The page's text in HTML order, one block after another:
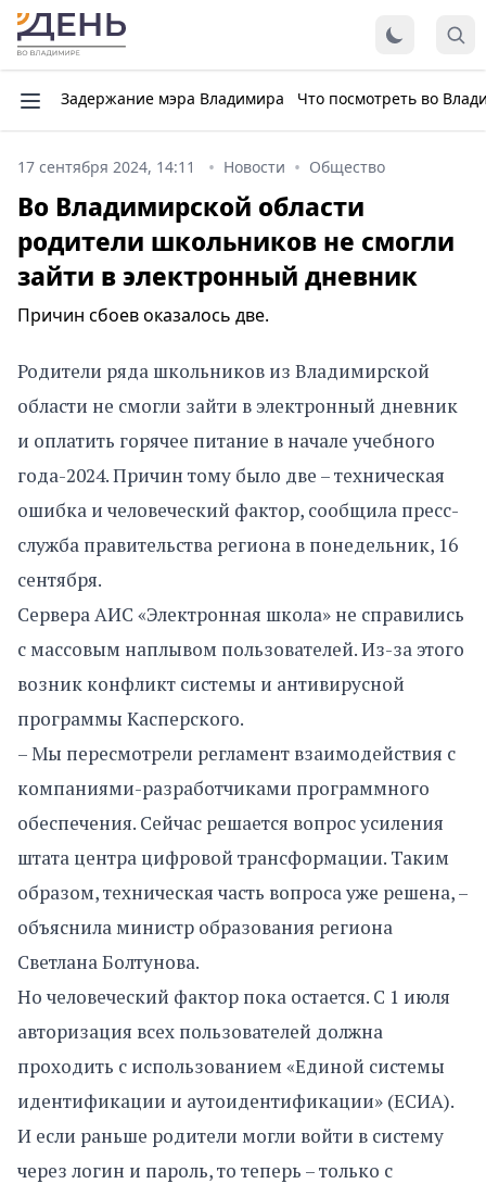
Задержание мэра Владимира Что посмотреть во
17 сентября 2024, 14:11 Новости Общество
Во Владимирской области
родители школьников не смогли
зайти в электронный дневник
Причин сбоев оказалось две.
Родители ряда школьников из Владимирской
области не смогли зайти в электронный дневник
и оплатить горячее питание в начале учебного
года-2024. Причин тому было две – техническая
ошибка и человеческий фактор, сообщила пресс-
служба правительства региона в понедельник, 16
сентября.
Сервера АИС «Электронная школа» не справились
с массовым наплывом пользователей. Из-за этого
возник конфликт системы и антивирусной
программы Касперского.
– Мы пересмотрели регламент взаимодействия с
компаниями-разработчиками программного
обеспечения. Сейчас решается вопрос усиления
штата центра цифровой трансформации. Таким
образом, техническая часть вопроса уже решена, –
объяснила министр образования региона
Светлана Болтунова.
Но человеческий фактор пока остается. С 1 июля
авторизация всех пользователей должна
проходить с использованием «Единой системы
идентификации и аутоидентификации» (ЕСИА).
И если раньше родители могли войти в систему
через логин и пароль, то теперь – только с